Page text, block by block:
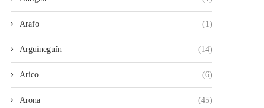
Arafo (1)
Arguineguín (14)
Arico (6)
Arona (45)